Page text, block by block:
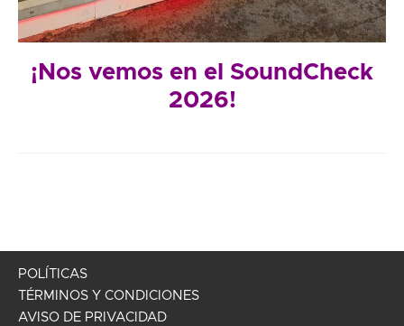
¡Nos vemos en el SoundCheck
2026!
POLÍTICAS
TÉRMINOS Y CONDICIONES
AVISO DE PRIVACIDAD